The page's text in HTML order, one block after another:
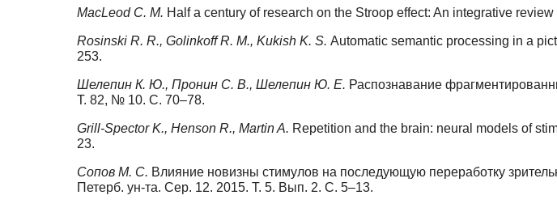
MacLeod C. M. Half a century of research on the Stroop effect: An integrative
Rosinski R. R., Golinkoff R. M., Kukish K. S. Automatic semantic processing in a
253.
Шелепин К. Ю., Пронин С. В., Шелепин Ю. Е. Распознавание
Т. 82, № 10. С. 70–78.
Grill-Spector K., Henson R., Martin A. Repetition and the brain: neural models of
23.
Сопов М. С. Влияние новизны стимулов на последующую переработку
Петерб. ун-та. Сер. 12. 2015. Т. 5. Вып. 2. С. 5–13.